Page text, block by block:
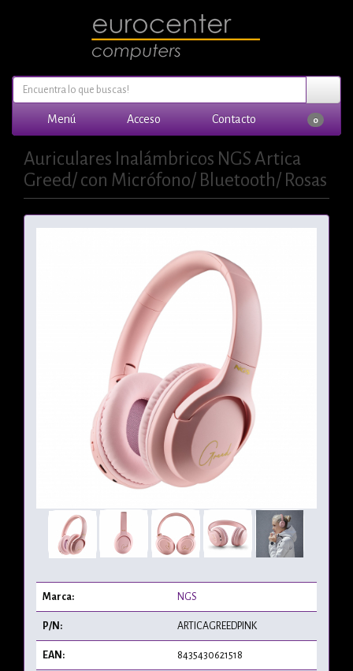
Menú Acceso Contacto 0
Auriculares Inalámbricos NGS Artica
Greed/ con Micrófono/ Bluetooth/ Rosas
Marca: NGS
P/N: ARTICAGREEDPINK
EAN: 8435430621518